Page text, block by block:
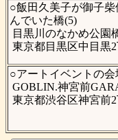
○飯田久美子が御子
んでいた橋(5)
目黒川のなかめ公園
東京都目黒区中目黒2
○アートイベントの会
GOBLIN.神宮前
東京都渋谷区神宮前2